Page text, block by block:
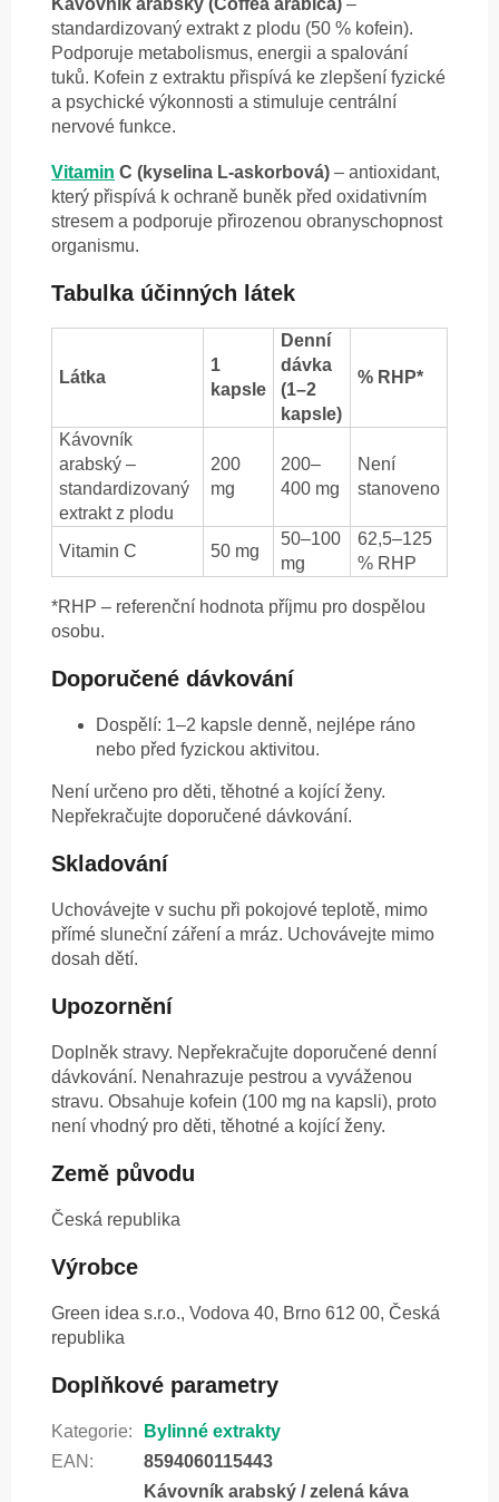
Kávovník arabský (Coffea arabica) –
standardizovaný extrakt z plodu (50 % kofein).
Podporuje metabolismus, energii a spalování
tuků. Kofein z extraktu přispívá ke zlepšení fyzické
a psychické výkonnosti a stimuluje centrální
nervové funkce.
Vitamin C (kyselina L-askorbová) – antioxidant,
který přispívá k ochraně buněk před oxidativním
stresem a podporuje přirozenou obranyschopnost
organismu.
Tabulka účinných látek
Látka
1
kapsle
Denní
dávka
(1–2
kapsle)
% RHP*
Kávovník
arabský –
standardizovaný
extrakt z plodu
200
mg
200–
400 mg
Není
stanoveno
Vitamin C 50 mg
50–100
mg
62,5–125
% RHP
*RHP – referenční hodnota příjmu pro dospělou
osobu.
Doporučené dávkování
Dospělí: 1–2 kapsle denně, nejlépe ráno
nebo před fyzickou aktivitou.
Není určeno pro děti, těhotné a kojící ženy.
Nepřekračujte doporučené dávkování.
Skladování
Uchovávejte v suchu při pokojové teplotě, mimo
přímé sluneční záření a mráz. Uchovávejte mimo
dosah dětí.
Upozornění
Doplněk stravy. Nepřekračujte doporučené denní
dávkování. Nenahrazuje pestrou a vyváženou
stravu. Obsahuje kofein (100 mg na kapsli), proto
není vhodný pro děti, těhotné a kojící ženy.
Země původu
Česká republika
Výrobce
Green idea s.r.o., Vodova 40, Brno 612 00, Česká
republika
Doplňkové parametry
Kategorie:
Bylinné extrakty
EAN : 8594060115443
Kávovník arabský / zelená káva